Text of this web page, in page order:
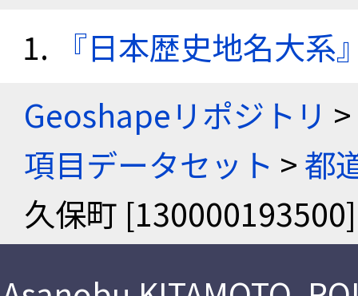
『日本歴史地名大
Geoshapeリポジトリ >
項目データセット >都
久保町 [130000193500]